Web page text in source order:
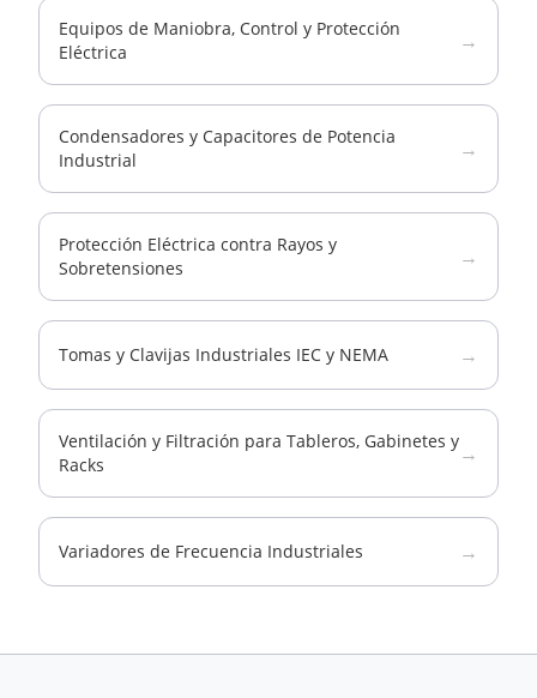
Equipos de Maniobra, Control y Protección
Eléctrica
→
Condensadores y Capacitores de Potencia
Industrial
→
Protección Eléctrica contra Rayos y
Sobretensiones
→
Tomas y Clavijas Industriales IEC y NEMA →
Ventilación y Filtración para Tableros, Gabinetes y
Racks
→
Variadores de Frecuencia Industriales →